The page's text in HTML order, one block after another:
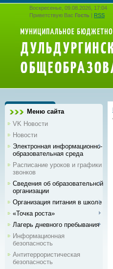
Воскресенье, 09.08.2026, 17:04
Приветствую Вас Гость | RSS
Меню сайта
VK Новости
Новости
Электронная информационно-
образовательная среда
Расписание уроков и графики
звонков
Сведения об образовательной
организации
Организация питания в школе
«Точка роста»
Лагерь дневного пребывания
Информационная
безопасность
Антитеррористическая
безопасность